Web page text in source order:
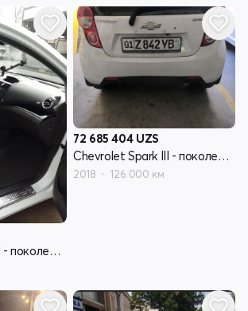
Chevrolet Spark III - поколение
72 685 404 UZS
Chevrolet Spark III - поколение
2018 126 000 км